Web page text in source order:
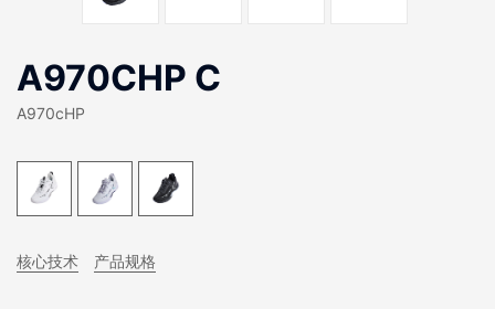
A970CHP C
A970cHP
核心技术 产品规格